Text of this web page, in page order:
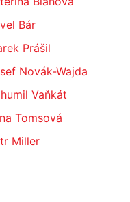
Bár
Prášil
Novák-Wajda
Vaňkát
Tomsová
Miller